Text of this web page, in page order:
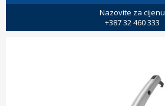
Nazovite za cijenu
+387 32 460 333